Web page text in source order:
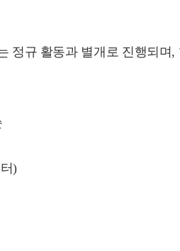
정규 활동과 별개로 진행되
)